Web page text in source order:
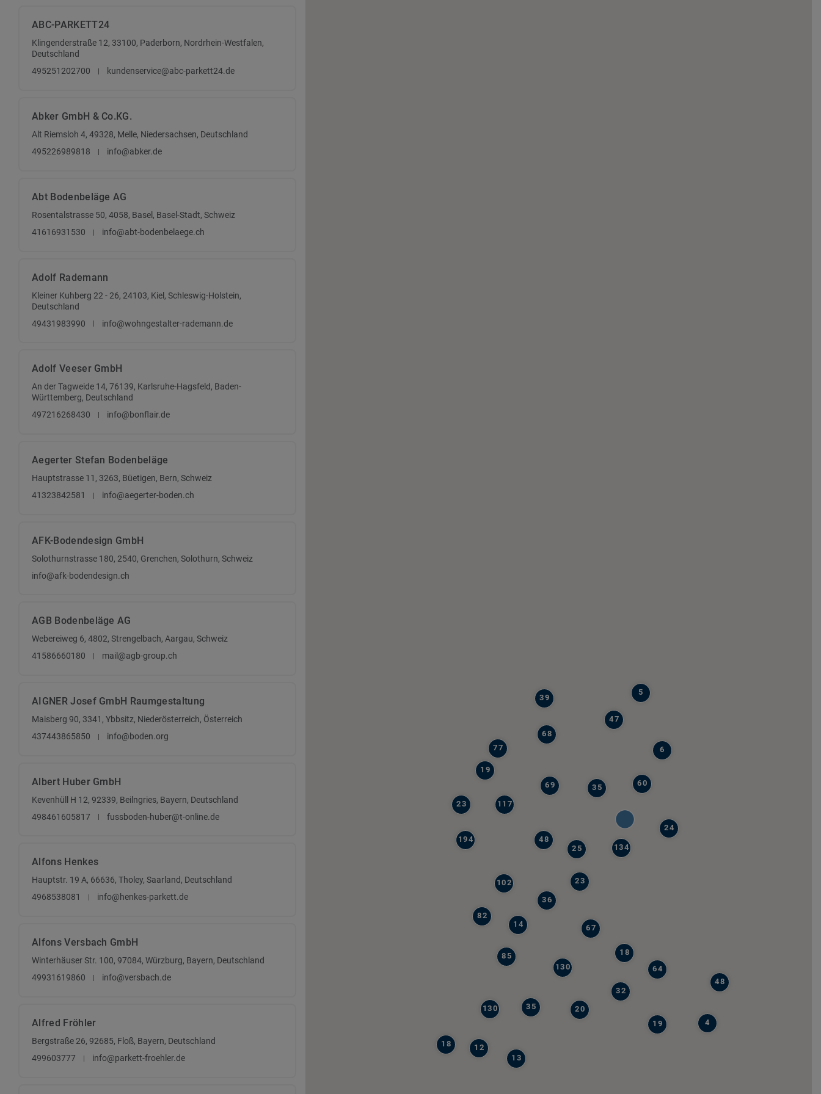
ABC-PARKETT24
Klingenderstraße 12, 33100, Paderborn, Nordrhein-Westfalen,
Deutschland
495251202700
kundenservice@abc-parkett24.de
Abker GmbH & Co.KG.
Alt Riemsloh 4, 49328, Melle, Niedersachsen, Deutschland
495226989818
info@abker.de
Abt Bodenbeläge AG
Rosentalstrasse 50, 4058, Basel, Basel-Stadt, Schweiz
41616931530
info@abt-bodenbelaege.ch
Adolf Rademann
Kleiner Kuhberg 22 - 26, 24103, Kiel, Schleswig-Holstein,
Deutschland
49431983990
info@wohngestalter-rademann.de
Adolf Veeser GmbH
An der Tagweide 14, 76139, Karlsruhe-Hagsfeld, Baden-
Württemberg, Deutschland
497216268430
info@bonflair.de
Aegerter Stefan Bodenbeläge
Hauptstrasse 11, 3263, Büetigen, Bern, Schweiz
41323842581
info@aegerter-boden.ch
AFK-Bodendesign GmbH
Solothurnstrasse 180, 2540, Grenchen, Solothurn, Schweiz
info@afk-bodendesign.ch
AGB Bodenbeläge AG
Webereiweg 6, 4802, Strengelbach, Aargau, Schweiz
41586660180
mail@agb-group.ch
AIGNER Josef GmbH Raumgestaltung
Maisberg 90, 3341, Ybbsitz, Niederösterreich, Österreich
437443865850
info@boden.org
Albert Huber GmbH
Kevenhüll H 12, 92339, Beilngries, Bayern, Deutschland
498461605817
fussboden-huber@t-online.de
Alfons Henkes
Hauptstr. 19 A, 66636, Tholey, Saarland, Deutschland
4968538081
info@henkes-parkett.de
Alfons Versbach GmbH
Winterhäuser Str. 100, 97084, Würzburg, Bayern, Deutschland
49931619860
info@versbach.de
Alfred Fröhler
Bergstraße 26, 92685, Floß, Bayern, Deutschland
499603777
info@parkett-froehler.de
48
85
194
77
117
130
39
64
67
82
36
130
69
134
23
68
35
35
102
19
23
47
19
48
14
60
12
18
32
13
20
24
6
25
5
4
18